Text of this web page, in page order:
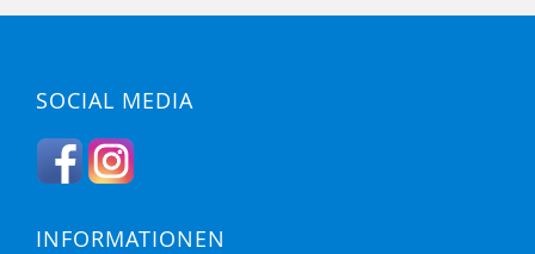
SOCIAL MEDIA
INFORMATIONEN